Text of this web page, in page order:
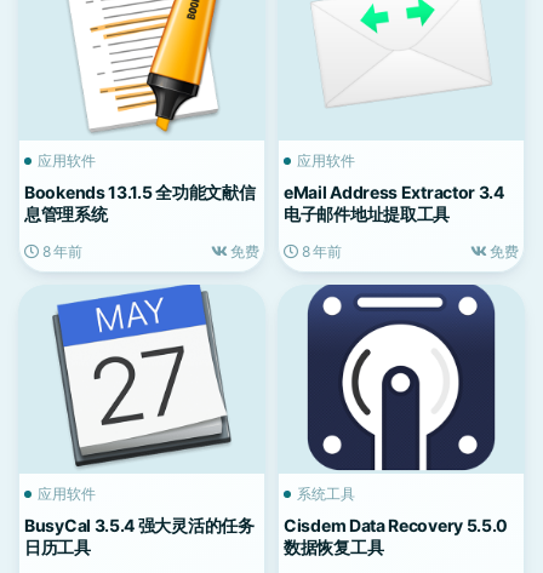
应用软件
Bookends 13.1.5 全功能文献信
息管理系统
8 年前 免费
应用软件
eMail Address Extractor 3.4
电子邮件地址提取工具
8 年前 免费
应用软件
BusyCal 3.5.4 强大灵活的任务
日历工具
系统工具
Cisdem Data Recovery 5.5.0
数据恢复工具